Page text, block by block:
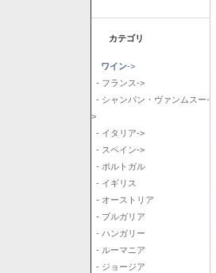
カテゴリ
ワイン->
- フランス->
- シャンパン・ヴァンムスー-
>
- イタリア->
- スペイン->
- ポルトガル
- イギリス
- オーストリア
- ブルガリア
- ハンガリー
- ルーマニア
- ジョージア